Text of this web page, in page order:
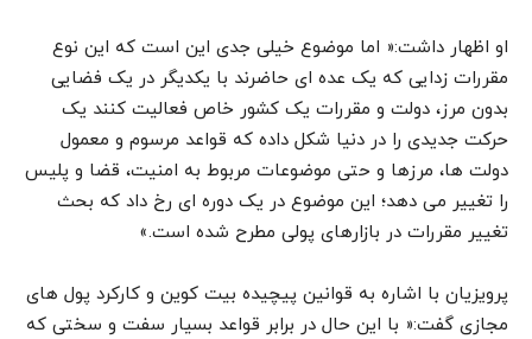
او اظهار داشت:« اما موضوع خیلی جدی این است که این نوع
مقررات زدایی که یک عده ای حاضرند با یکدیگر در یک فضایی
بدون مرز، دولت و مقررات یک کشور خاص فعالیت کنند یک
حرکت جدیدی را در دنیا شکل داده که قواعد مرسوم و معمول
دولت ها، مرزها و حتی موضوعات مربوط به امنیت، قضا و پلیس
را تغییر می دهد؛ این موضوع در یک دوره ای رخ داد که بحث
تغییر مقررات در بازارهای پولی مطرح شده است.»
پرویزیان با اشاره به قوانین پیچیده بیت کوین و کارکرد پول های
مجازی گفت:« با این حال در برابر قواعد بسیار سفت و سختی که